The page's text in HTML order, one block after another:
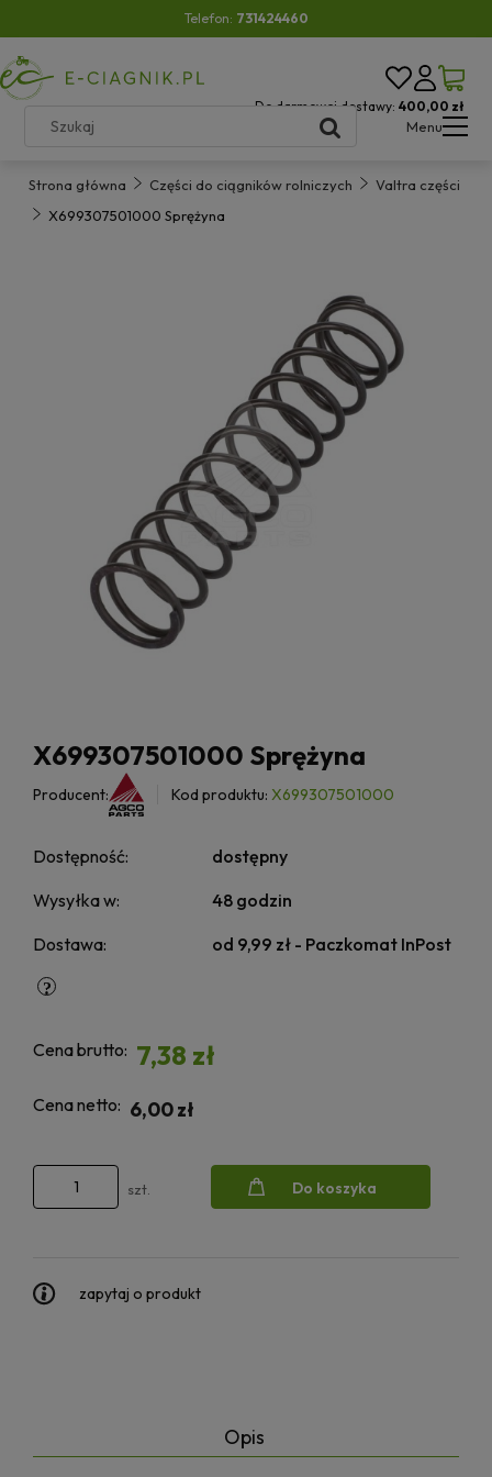
Telefon: 731424460
Do darmowej dostawy: 400,00 zł
Menu
Strona główna Części do ciągników rolniczych
Valtra części
X699307501000 Sprężyna
X699307501000 Sprężyna
Producent: Kod produktu: X699307501000
Dostępność:
dostępny
Wysyłka w:
48 godzin
Dostawa:
od 9,99 zł - Paczkomat InPost
Cena brutto: 7,38 zł
Cena netto: 6,00 zł
szt. Do koszyka
zapytaj o produkt
Opis